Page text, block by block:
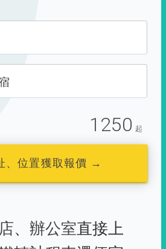
1250 起
、位置獲取報價 →
、 辦公室直接上